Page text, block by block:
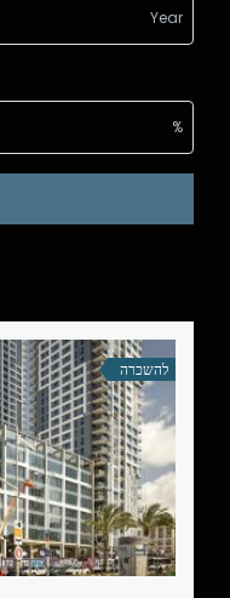
להשכרה